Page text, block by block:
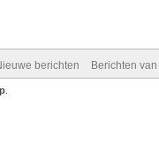
berichten Berichten